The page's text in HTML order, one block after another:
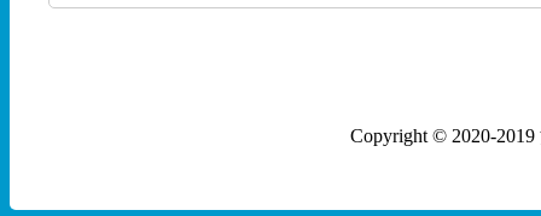
Copyright © 2020-